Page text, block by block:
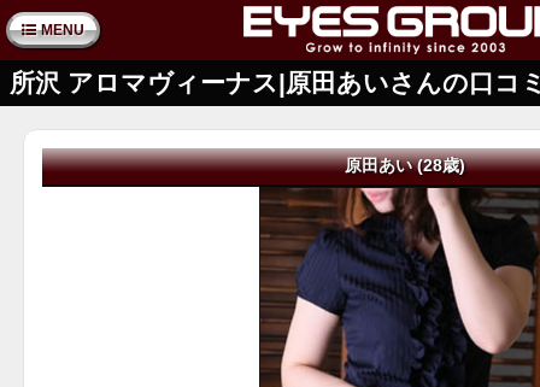
MENU
所沢 アロマヴィーナス|原田あいさんの口コ
原田あい (28歳)